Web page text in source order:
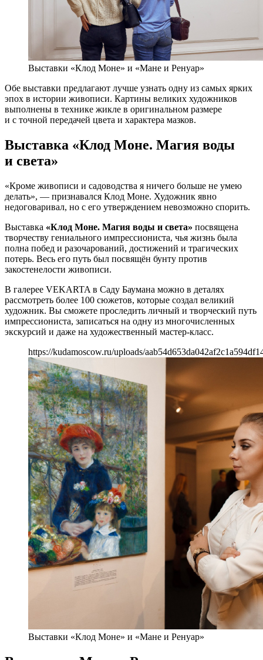
Выставки «Клод Моне» и «Мане и Ренуар»
Обе выставки предлагают лучше узнать одну из самых ярких
эпох в истории живописи. Картины великих художников
выполнены в технике жикле в оригинальном размере
и с точной передачей цвета и характера мазков.
Выставка «Клод Моне. Магия воды
и света»
«Кроме живописи и садоводства я ничего больше не умею
делать», — признавался Клод Моне. Художник явно
недоговаривал, но с его утверждением невозможно спорить.
Выставка «Клод Моне. Магия воды и света» посвящена
творчеству гениального импрессиониста, чья жизнь была
полна побед и разочарований, достижений и трагических
потерь. Весь его путь был посвящён бунту против
закостенелости живописи.
В галерее VEKARTA в Саду Баумана можно в деталях
рассмотреть более 100 сюжетов, которые создал великий
художник. Вы сможете проследить личный и творческий путь
импрессиониста, записаться на одну из многочисленных
экскурсий и даже на художественный мастер-класс.
https://kudamoscow.ru/uploads/
Выставки «Клод Моне» и «Мане и Ренуар»